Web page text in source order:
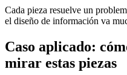
Cada pieza resuelve un
el diseño de información va
Caso aplicado:
mirar estas piezas